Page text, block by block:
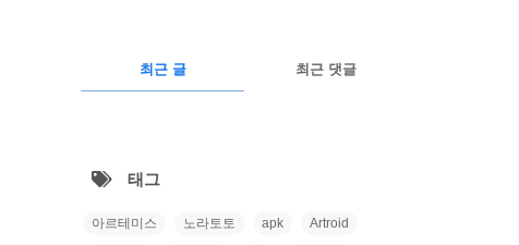
RECENTLY
최근 글 최근 댓글
글
태그
아르테미스 노라토토 apk Artroid